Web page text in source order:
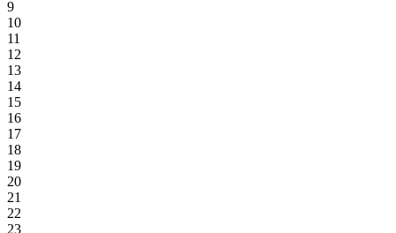
9
10
11
12
13
14
15
16
17
18
19
20
21
22
23